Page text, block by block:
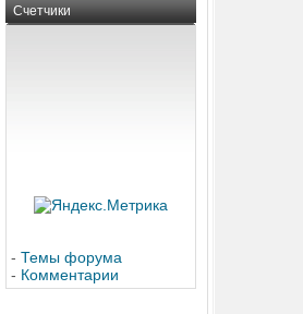
Счетчики
- Темы форума
- Комментарии